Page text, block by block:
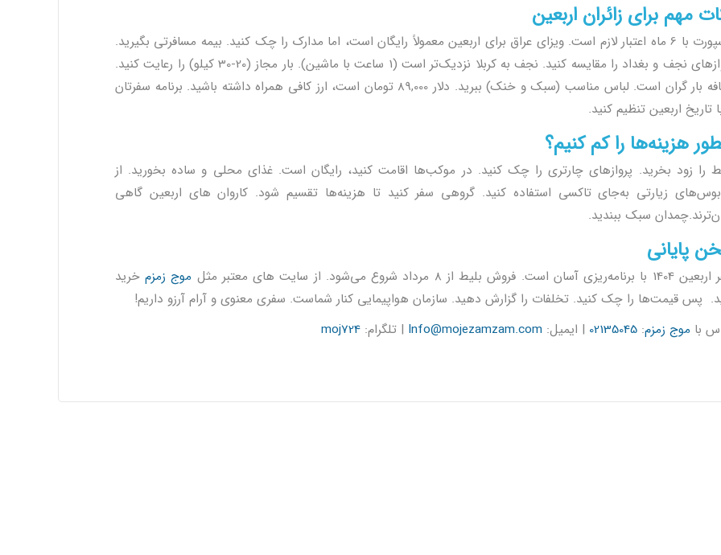
مهم برای زائران اربعین
پاسپورت با 6 ماه اعتبار لازم است. ویزای عراق برای اربعین معمولاً رایگان است، اما مدارک را چک کنید. بیمه مسافرتی بگیرید.
پروازهای نجف و بغداد را مقایسه کنید. نجف به کربلا نزدیک‌تر است (1 ساعت با ماشین). بار مجاز (20-30 کیلو) را رعایت کنید.
اضافه بار گران است. لباس مناسب (سبک و خنک) ببرید. دلار 89,000 تومان است، ارز کافی همراه داشته باشید. برنامه سفرتان
تاریخ اربعین تنظیم کنید.
هزینه‌ها را کم کنیم؟
را زود بخرید. پروازهای چارتری را چک کنید. در موکب‌ها اقامت کنید، رایگان است. غذای محلی و ساده بخورید. از
زیارتی به‌جای تاکسی استفاده کنید. گروهی سفر کنید تا هزینه‌ها تقسیم شود. کاروان های اربعین گاهی
سبک ببندید.
پایانی
آسان است. فروش بلیط از 8 مرداد شروع می‌شود. از سایت های معتبر مثل موج زمزمخرید
پس قیمت‌ها را چک کنید. تخلفات را گزارش دهید. سازمان هواپیمایی کنار شماست. سفری معنوی و آرام آرزو داریم!
با موج زمزم:
02135045 | ایمیل: Info@mojezamzam.com | تلگرام: moj724